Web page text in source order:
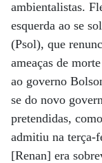
ambientalistas.
esquerda ao se
(Psol), que
ameaças de
ao governo
se do novo
pretendidas,
admitiu na terça-
[Renan] era